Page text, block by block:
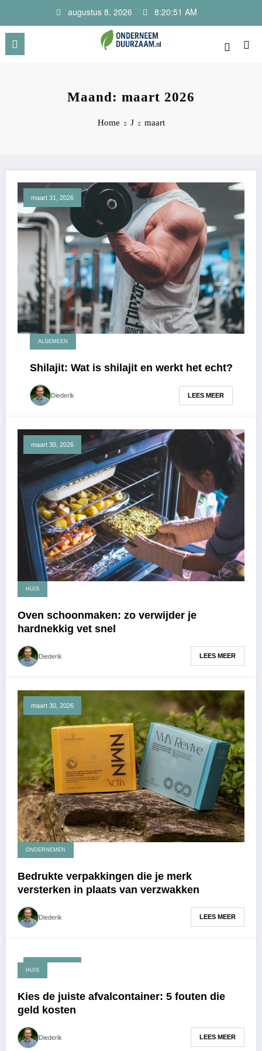
de
inhoud
augustus 8, 2026 8:20:52 AM
Maand: maart 2026
Home J maart
maart 31, 2026
ALGEMEEN
Shilajit: Wat is shilajit en werkt het echt?
Diederik LEES MEER
maart 30, 2026
HUIS
Oven schoonmaken: zo verwijder je
hardnekkig vet snel
Diederik LEES MEER
maart 30, 2026
ONDERNEMEN
Bedrukte verpakkingen die je merk
versterken in plaats van verzwakken
Diederik LEES MEER
maart 30, 2026
HUIS
Kies de juiste afvalcontainer: 5 fouten die
geld kosten
Diederik LEES MEER